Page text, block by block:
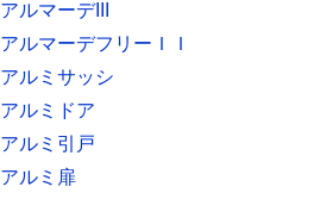
アルマーデIII
アルマーデフリーＩＩ
アルミサッシ
アルミドア
アルミ引戸
アルミ扉